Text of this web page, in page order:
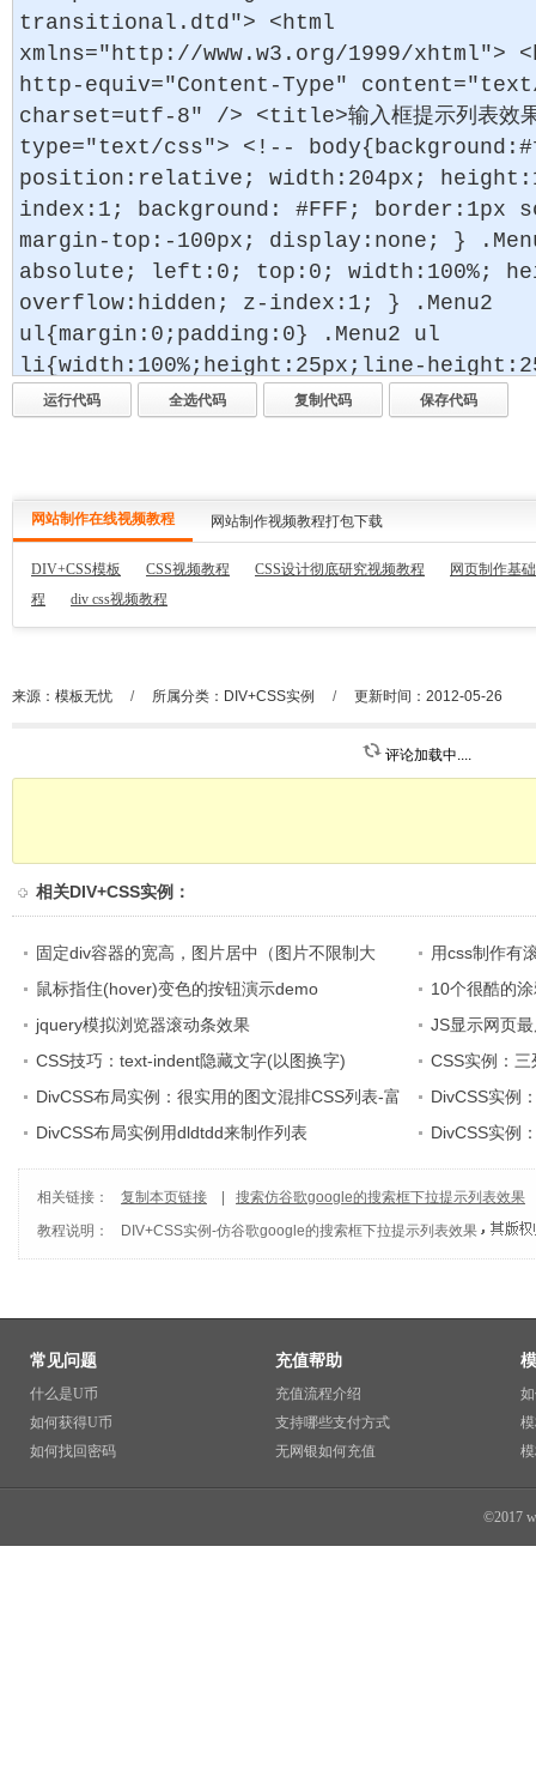
网站制作在线视频教程 网站制作视频教程打包下载
DIV+CSS模板 CSS视频教程 CSS设计彻底研究视频教程
网页制作基
程
div css视频教程
来源：模板无忧 / 所属分类： DIV+CSS实例 / 更新时间：2012-05-26
评论加载中....
相关DIV+CSS实例 ：
固定div容器的宽高，图片居中（图片不限制大
小）
用css制作有
鼠标指住(hover)变色的按钮演示demo
10个很酷的
jquery模拟浏览器滚动条效果
JS显示网页
CSS技巧：text-indent隐藏文字(以图换字)
CSS实例：
DivCSS布局实例：很实用的图文混排CSS列表-富
有语义
DivCSS实例
DivCSS布局实例用dldtdd来制作列表
DivCSS实例
JS调用
相关链接： 复制本页链接
搜索仿谷歌google的搜索框下拉提示列表效果
教程说明：
DIV+CSS实例-仿谷歌google的搜索框下拉提示列表效果
常见问题
什么是U币
如何获得U币
如何找回密码
充值帮助
充值流程介绍
支持哪些支付方式
无网银如何充值
©2017